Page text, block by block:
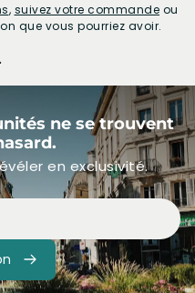
, suivez votre commande ou
que vous pourriez avoir.
ne se trouvent
en exclusivité.